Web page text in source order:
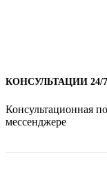
КОНСУЛЬТАЦИИ 24/7
Консультационная
мессенджере